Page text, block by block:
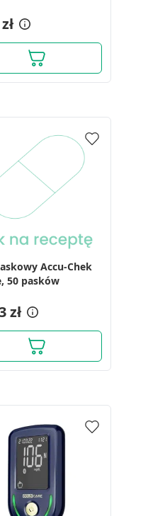
Accu-Chek
50 pasków
zł